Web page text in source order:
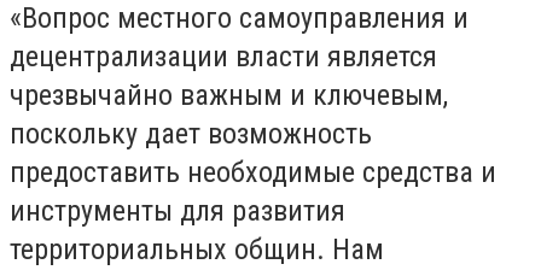
«Вопрос местного самоуправления и
децентрализации власти является
чрезвычайно важным и ключевым,
поскольку дает возможность
предоставить необходимые средства и
инструменты для развития
территориальных общин. Нам